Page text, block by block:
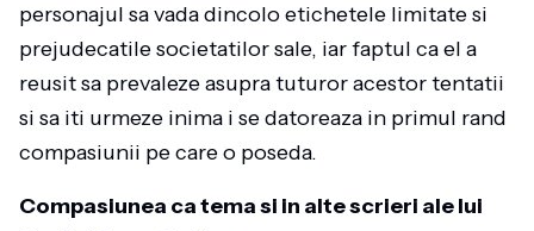
personajul sa vada dincolo etichetele limitate si
prejudecatile societatilor sale, iar faptul ca el a
reusit sa prevaleze asupra tuturor acestor tentatii
si sa iti urmeze inima i se datoreaza in primul rand
compasiunii pe care o poseda.
Compasiunea ca tema si in alte scrieri ale lui